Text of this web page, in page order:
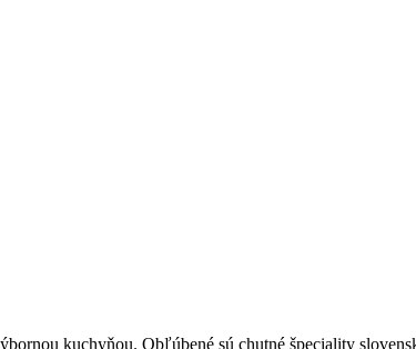
kuchyňou. Obľúbené sú chutné špeciality